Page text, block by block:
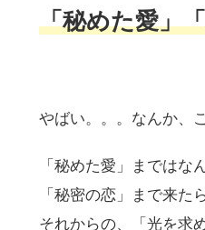
「秘めた愛」
やばい。。。なんか、
「秘めた愛」まではな
「秘密の恋」まで来た
それからの、「光を求め